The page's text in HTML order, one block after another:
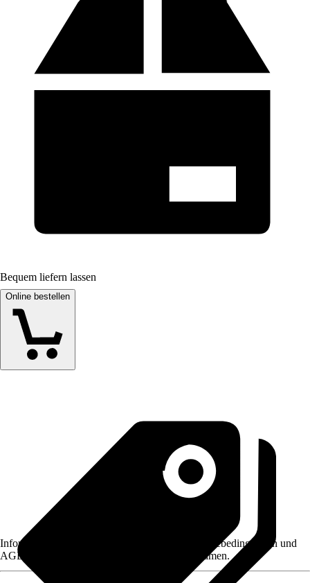
Bequem liefern lassen
Online bestellen
Informationen des Verkäufers, wie z. B. Rückgabebedingungen und
AGB, finden Sie bei Klick auf den Verkäufernamen.